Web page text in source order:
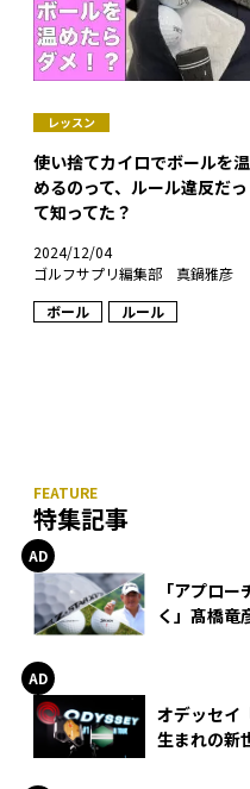
レッスン
使い捨てカイロでボールを温
めるのって、ルール違反だっ
て知ってた？
2024/12/04
ゴルフサプリ編集部 真鍋雅彦
ボール
ルール
特集記事
「アプロ
く」髙橋竜
オデッセイ
生まれの新